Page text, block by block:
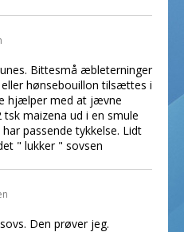
Bittesmå æbleterninger
hønsebouillon tilsættes i
hjælper med at jævne
maizena ud i en smule
passende tykkelse. Lidt
" lukker " sovsen
Den prøver jeg.